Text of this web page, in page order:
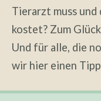
Tierarzt muss und
kostet? Zum
Und für alle, die
wir hier einen